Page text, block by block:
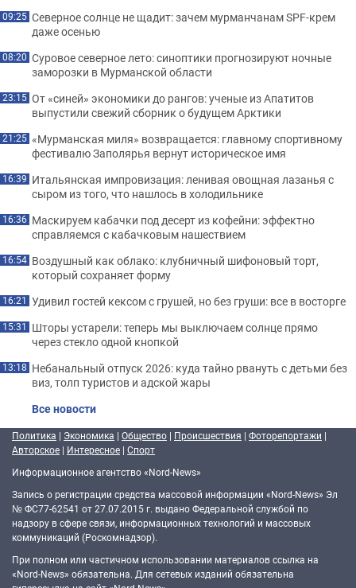
09:25 Северное солнце не щадит: зачем мурманчанам SPF-крем
даже осенью
08:20 Суровое северное лето: синоптики прогнозируют ночные
заморозки в Мурманской области
23:15 От «синей» экономики до рангов: ученые из Апатитов
выпустили свежий сборник о будущем Арктики
21:25 «Мурманская миля» возвращается: главному спортивному
фестивалю Заполярья вернут историческое имя
16:39 Итальянская импровизация: ленивая овощная лазанья с
сыром из того, что нашлось в холодильнике
16:36 Маскируем кабачки под десерт из кофейни: эффектно
справляемся с кабачковым нашествием
16:54 Воздушный как облако: клубничный шифоновый торт,
который сохраняет форму
16:21 Удивил гостей кексом с грушей, но без груши: все в восторге
15:31 Шторы устарели: теперь мы выключаем солнце прямо
через стекло одной кнопкой
13:18 Небанальный отпуск 2026: куда тайно рвануть с детьми без
виз, толп туристов и адской жары
Все новости
Политика | Экономика | Общество | Происшествия | Фоторепортажи |
Авторское | Интересное | Спорт
Информационное агентство «Nord-News»
Запись о регистрации средства массовой информации «Nord-News» Эл
№ ФС77-62541 от 27.07.2015 г. выдано Федеральной службой по
надзору в сфере связи, информационных технологий и массовых
коммуникаций (Роскомнадзор).
При полном или частичном использовании материалов ссылка на
«Nord-News» обязательна. Для сетевых изданий обязательна